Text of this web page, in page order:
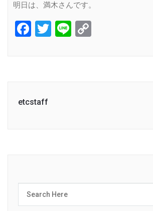
明日は、満木さんです。
Facebook
Twitter
Line
etcstaff